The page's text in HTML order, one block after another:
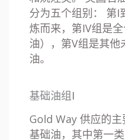
分为五个组别： 第I
炼而来，第IV组是
油），第V组是其他
油。
基础油组I
Gold Way 供应的
基础油，其中第一